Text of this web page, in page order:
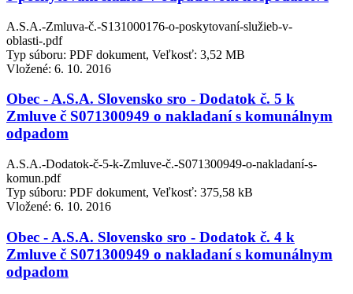
A.S.A.-Zmluva-č.-S131000176-o-poskytovaní-služieb-v-
oblasti-.pdf
Typ súboru: PDF dokument, Veľkosť: 3,52 MB
Vložené: 6. 10. 2016
Obec - A.S.A. Slovensko sro - Dodatok č. 5 k
Zmluve č S071300949 o nakladaní s komunálnym
odpadom
A.S.A.-Dodatok-č-5-k-Zmluve-č.-S071300949-o-nakladaní-s-
komun.pdf
Typ súboru: PDF dokument, Veľkosť: 375,58 kB
Vložené: 6. 10. 2016
Obec - A.S.A. Slovensko sro - Dodatok č. 4 k
Zmluve č S071300949 o nakladaní s komunálnym
odpadom